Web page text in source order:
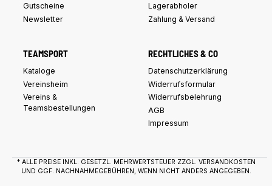
Gutscheine
Newsletter
Lagerabholer
Zahlung & Versand
TEAMSPORT
Kataloge
Vereinsheim
Vereins &
Teamsbestellungen
RECHTLICHES & CO
Datenschutzerklärung
Widerrufsformular
Widerrufsbelehrung
AGB
Impressum
* ALLE PREISE INKL. GESETZL. MEHRWERTSTEUER ZZGL. VERSANDKOSTEN
UND GGF. NACHNAHMEGEBÜHREN, WENN NICHT ANDERS ANGEGEBEN.